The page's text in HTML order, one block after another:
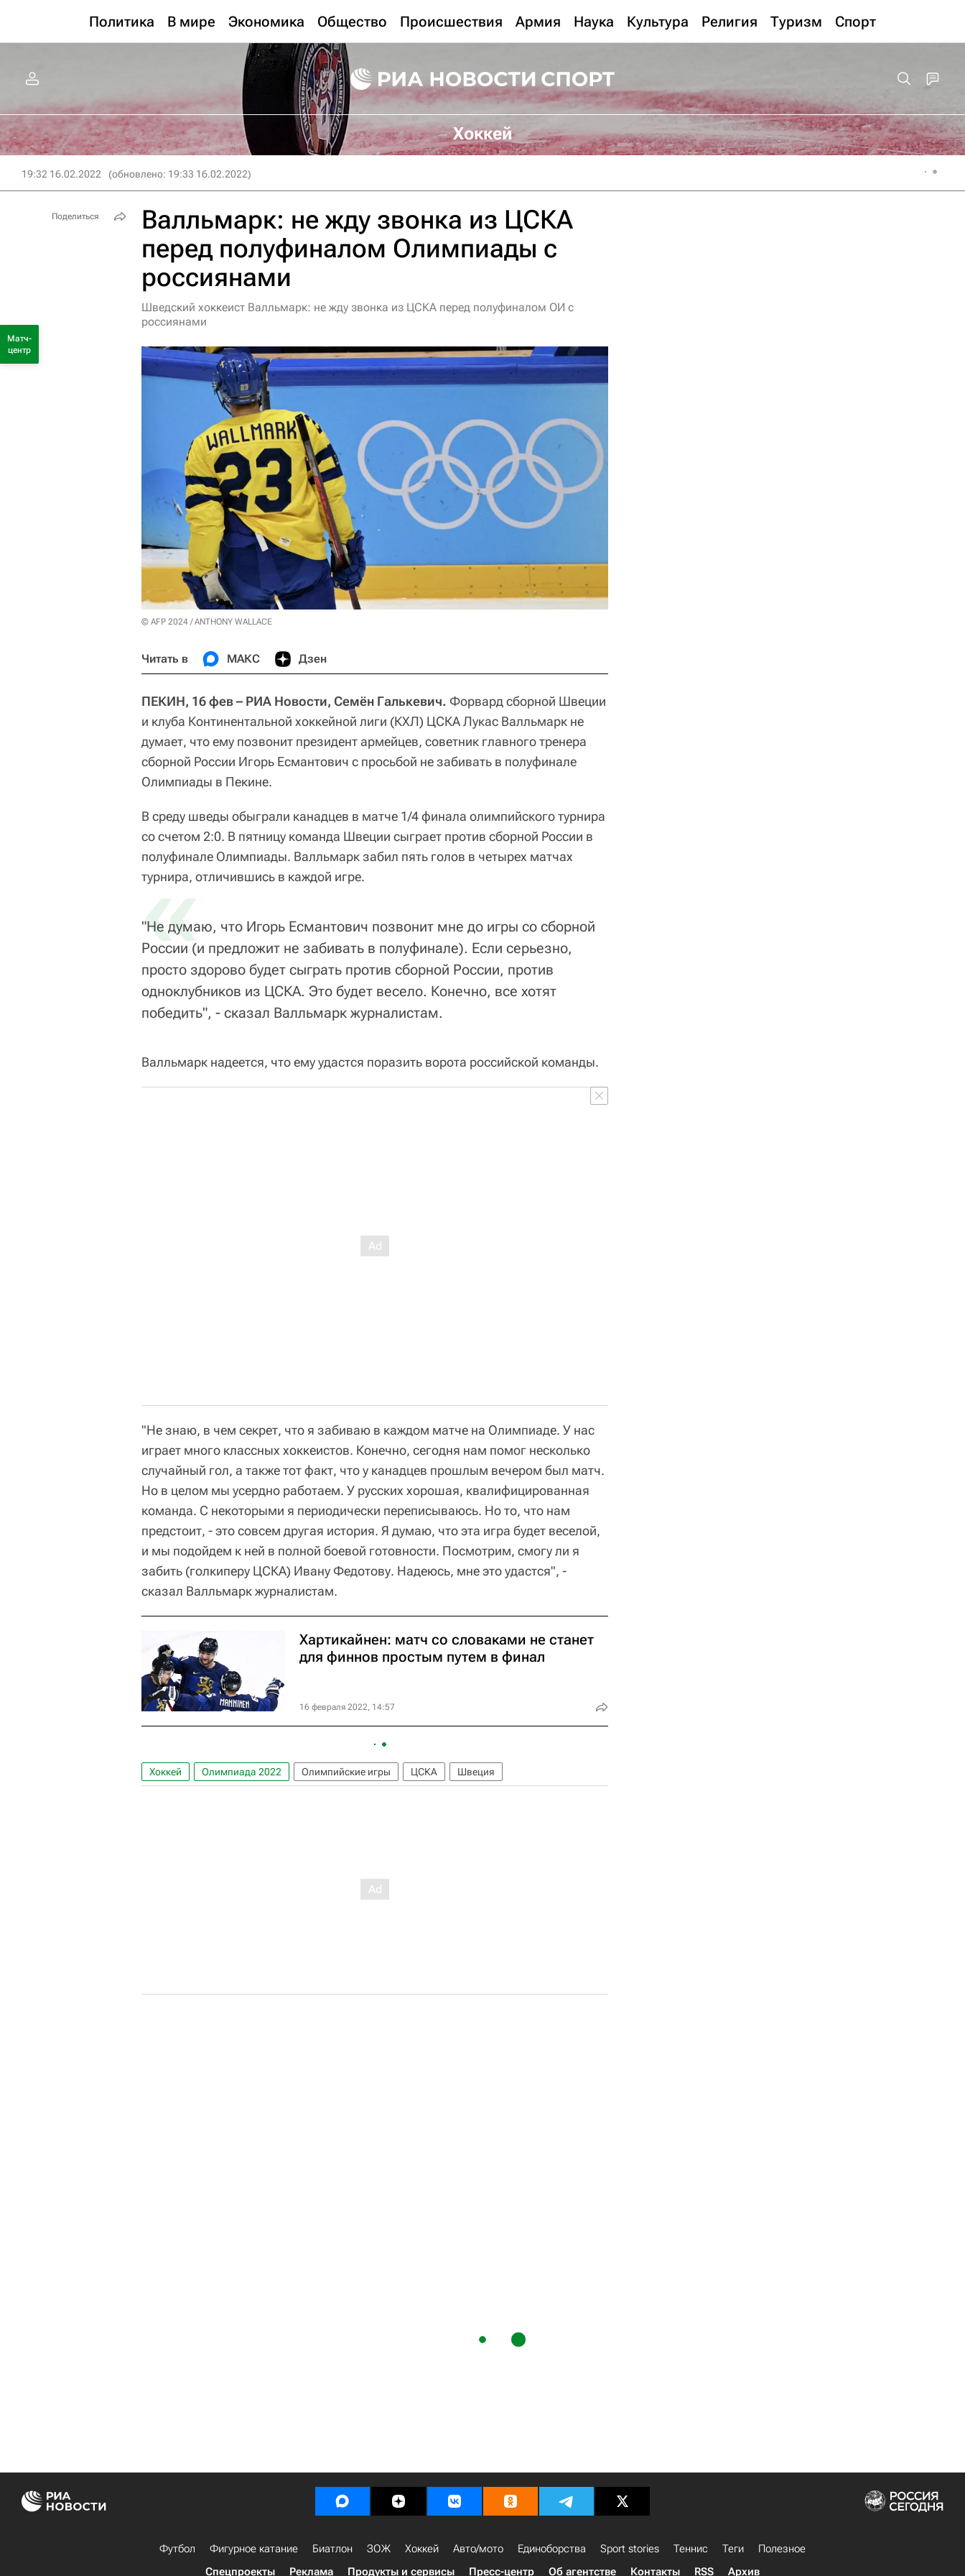
Политика В мире Экономика Общество Происшествия Армия Наука Культура Религия Туризм Спорт
Хоккей
19:32 16.02.2022 (обновлено: 19:33 16.02.2022)
Валльмарк: не жду звонка из ЦСКА
перед полуфиналом Олимпиады с
россиянами
Шведский хоккеист Валльмарк: не жду звонка из ЦСКА перед полуфиналом ОИ с
россиянами
© AFP 2024 / ANTHONY WALLACE
Читать в МАКС Дзен
ПЕКИН, 16 фев – РИА Новости, Семён Галькевич. Форвард сборной Швеции
и клуба Континентальной хоккейной лиги (КХЛ) ЦСКА Лукас Валльмарк не
думает, что ему позвонит президент армейцев, советник главного тренера
сборной России Игорь Есмантович с просьбой не забивать в полуфинале
Олимпиады в Пекине.
В среду шведы обыграли канадцев в матче 1/4 финала олимпийского турнира
со счетом 2:0. В пятницу команда Швеции сыграет против сборной России в
полуфинале Олимпиады. Валльмарк забил пять голов в четырех матчах
турнира, отличившись в каждой игре.
«
"Не думаю, что Игорь Есмантович позвонит мне до игры со сборной
России (и предложит не забивать в полуфинале). Если серьезно,
просто здорово будет сыграть против сборной России, против
одноклубников из ЦСКА. Это будет весело. Конечно, все хотят
победить", - сказал Валльмарк журналистам.
Валльмарк надеется, что ему удастся поразить ворота российской команды.
"Не знаю, в чем секрет, что я забиваю в каждом матче на Олимпиаде. У нас
играет много классных хоккеистов. Конечно, сегодня нам помог несколько
случайный гол, а также тот факт, что у канадцев прошлым вечером был матч.
Но в целом мы усердно работаем. У русских хорошая, квалифицированная
команда. С некоторыми я периодически переписываюсь. Но то, что нам
предстоит, - это совсем другая история. Я думаю, что эта игра будет веселой,
и мы подойдем к ней в полной боевой готовности. Посмотрим, смогу ли я
забить (голкиперу ЦСКА) Ивану Федотову. Надеюсь, мне это удастся", -
сказал Валльмарк журналистам.
Хартикайнен: матч со словаками не станет
для финнов простым путем в финал
16 февраля 2022, 14:57
Хоккей Олимпиада 2022 Олимпийские игры ЦСКА Швеция
Поделиться
Матч-
центр
Футбол Фигурное катание Биатлон ЗОЖ Хоккей Авто/мото Единоборства Sport stories Теннис Теги
Полезное
Спецпроекты
Реклама Продукты и сервисы Пресс-центр Об агентстве Контакты RSS Архив